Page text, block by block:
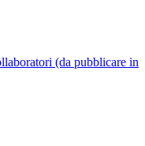
(da pubblicare in